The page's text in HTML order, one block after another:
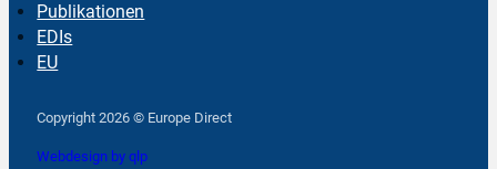
Publikationen
EDIs
EU
Copyright 2026 © Europe Direct
Webdesign by qlp